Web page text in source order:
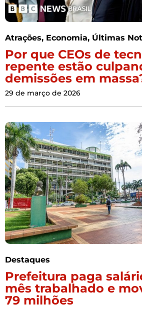
Atrações, Economia, Últimas
Por que CEOs de
repente estão
demissões em
29 de março de 2026
Destaques
Prefeitura paga
mês trabalhado e
79 milhões